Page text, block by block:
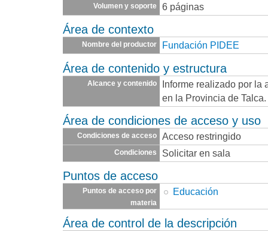
Volumen y soporte 6 páginas
Área de contexto
Nombre del productor Fundación PIDEE
Área de contenido y estructura
Alcance y contenido
Informe realizado por la
en la Provincia de
Área de condiciones de acceso y uso
Condiciones de acceso Acceso restringido
Condiciones Solicitar en sala
Puntos de acceso
Puntos de acceso por
materia
Educación
Área de control de la descripción